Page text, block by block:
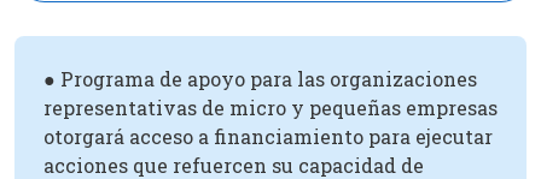
● Programa de apoyo para las organizaciones
representativas de micro y pequeñas empresas
otorgará acceso a financiamiento para ejecutar
acciones que refuercen su capacidad de